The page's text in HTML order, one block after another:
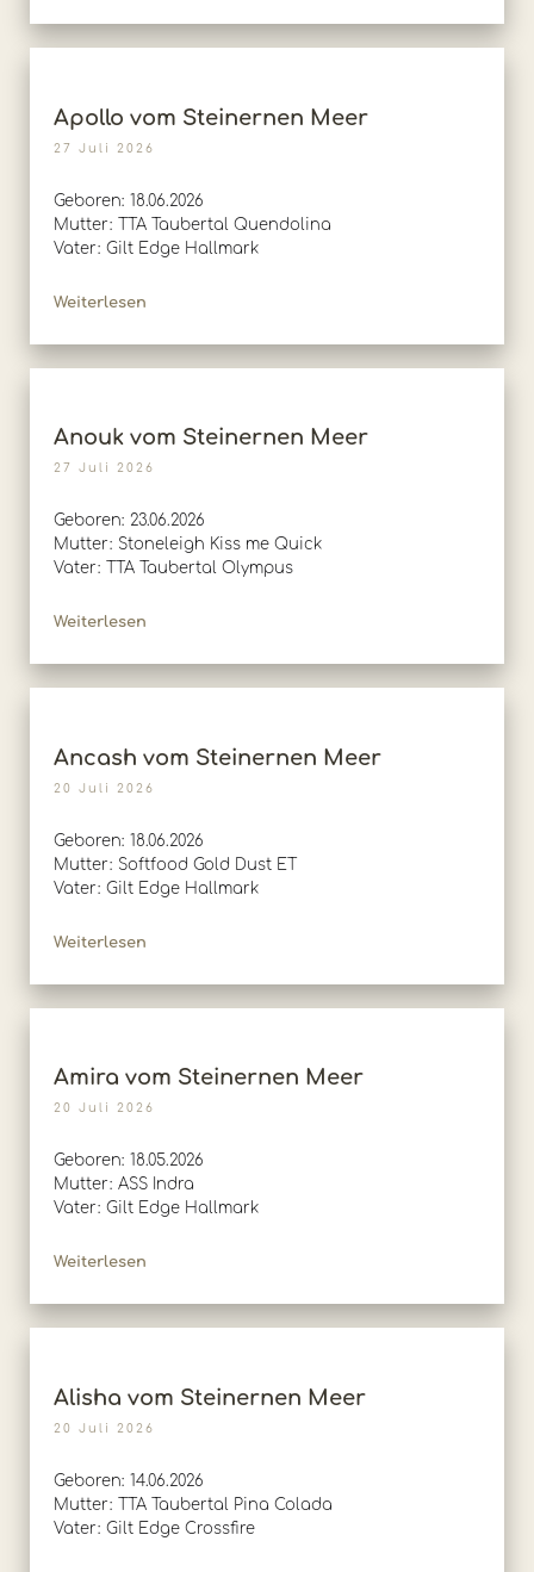
Apollo vom Steinernen Meer
27 Juli 2026
Geboren: 18.06.2026
Mutter: TTA Taubertal Quendolina
Vater: Gilt Edge Hallmark
Weiterlesen
Anouk vom Steinernen Meer
27 Juli 2026
Geboren: 23.06.2026
Mutter: Stoneleigh Kiss me Quick
Vater: TTA Taubertal Olympus
Weiterlesen
Ancash vom Steinernen Meer
20 Juli 2026
Geboren: 18.06.2026
Mutter: Softfood Gold Dust ET
Vater: Gilt Edge Hallmark
Weiterlesen
Amira vom Steinernen Meer
20 Juli 2026
Geboren: 18.05.2026
Mutter: ASS Indra
Vater: Gilt Edge Hallmark
Weiterlesen
Alisha vom Steinernen Meer
20 Juli 2026
Geboren: 14.06.2026
Mutter: TTA Taubertal Pina Colada
Vater: Gilt Edge Crossfire